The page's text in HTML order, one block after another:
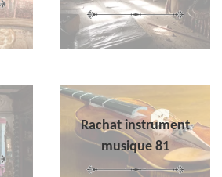
Rachat instrument
musique 81